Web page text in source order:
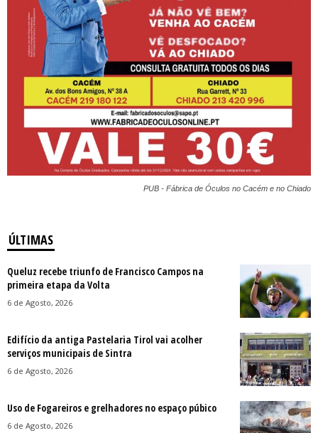
PUB - Fábrica de Óculos no Cacém e no Chiado
ÚLTIMAS
Queluz recebe triunfo de Francisco Campos na
primeira etapa da Volta
6 de Agosto, 2026
Edifício da antiga Pastelaria Tirol vai acolher
serviços municipais de Sintra
6 de Agosto, 2026
Uso de Fogareiros e grelhadores no espaço púbico
6 de Agosto, 2026